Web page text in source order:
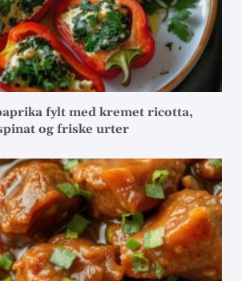
fylt med kremet ricotta,
og friske urter